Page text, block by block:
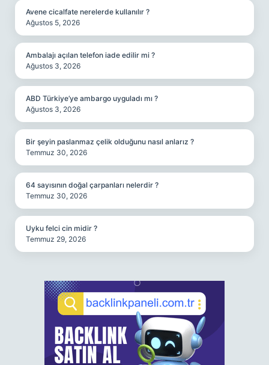
Avene cicalfate nerelerde kullanılır ?
Ağustos 5, 2026
Ambalajı açılan telefon iade edilir mi ?
Ağustos 3, 2026
ABD Türkiye’ye ambargo uyguladı mı ?
Ağustos 3, 2026
Bir şeyin paslanmaz çelik olduğunu nasıl anlarız ?
Temmuz 30, 2026
64 sayısının doğal çarpanları nelerdir ?
Temmuz 30, 2026
Uyku felci cin midir ?
Temmuz 29, 2026